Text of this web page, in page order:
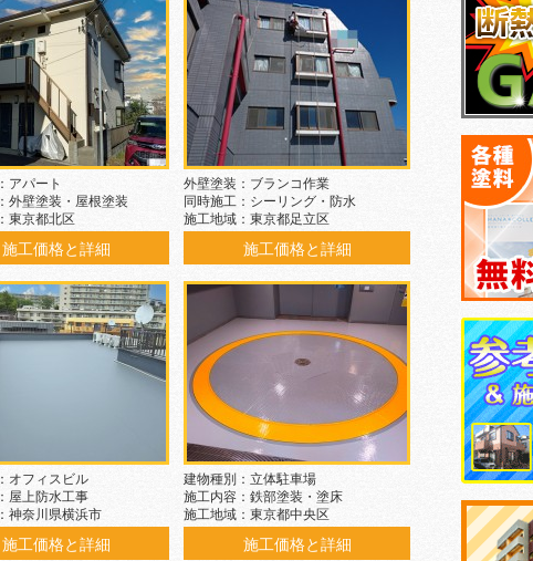
アパート
外壁塗装・屋根塗装
東京都北区
施工価格と詳細
外壁塗装：ブランコ作業
同時施工：シーリング・防水
施工地域：東京都足立区
施工価格と詳細
オフィスビル
屋上防水工事
神奈川県横浜市
施工価格と詳細
建物種別：立体駐車場
施工内容：鉄部塗装・塗床
施工地域：東京都中央区
施工価格と詳細